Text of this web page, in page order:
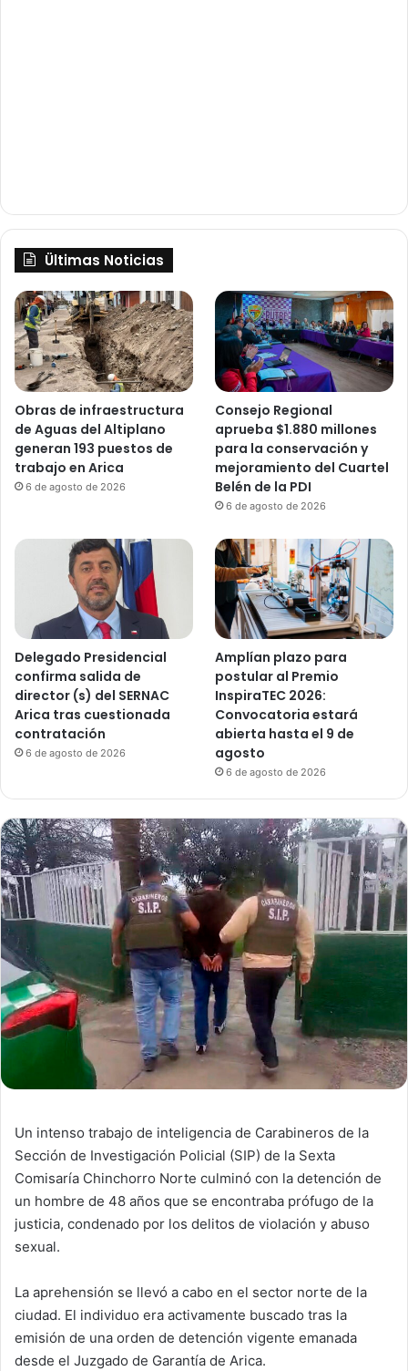
Un intenso trabajo de inteligencia de Carabineros de la
Sección de Investigación Policial (SIP) de la Sexta
Comisaría Chinchorro Norte culminó con la detención de
un hombre de 48 años que se encontraba prófugo de la
justicia, condenado por los delitos de violación y abuso
sexual.
La aprehensión se llevó a cabo en el sector norte de la
ciudad. El individuo era activamente buscado tras la
emisión de una orden de detención vigente emanada
desde el Juzgado de Garantía de Arica.
Ültimas Noticias
Obras de infraestructura
de Aguas del Altiplano
generan 193 puestos de
trabajo en Arica
6 de agosto de 2026
Consejo Regional
aprueba $1.880 millones
para la conservación y
mejoramiento del Cuartel
Belén de la PDI
6 de agosto de 2026
Delegado Presidencial
confirma salida de
director (s) del SERNAC
Arica tras cuestionada
contratación
6 de agosto de 2026
Amplían plazo para
postular al Premio
InspiraTEC 2026:
Convocatoria estará
abierta hasta el 9 de
agosto
6 de agosto de 2026